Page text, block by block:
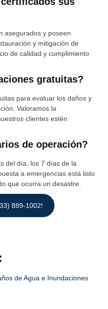
asegurados y poseen
y mitigación de
de calidad y cumplimiento
gratuitas?
para evaluar los daños y
Valoramos la
clientes estén
de operación?
del día, los 7 días de la
a emergencias está listo
que ocurra un desastre.
889-1002!
de Agua e Inundaciones